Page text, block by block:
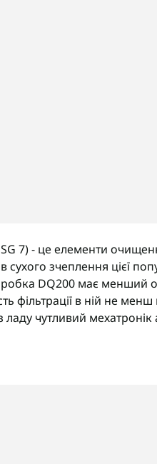
7) - це елементи
сухого зчеплення цієї
DQ200 має менший
фільтрації в ній не
ладу чутливий